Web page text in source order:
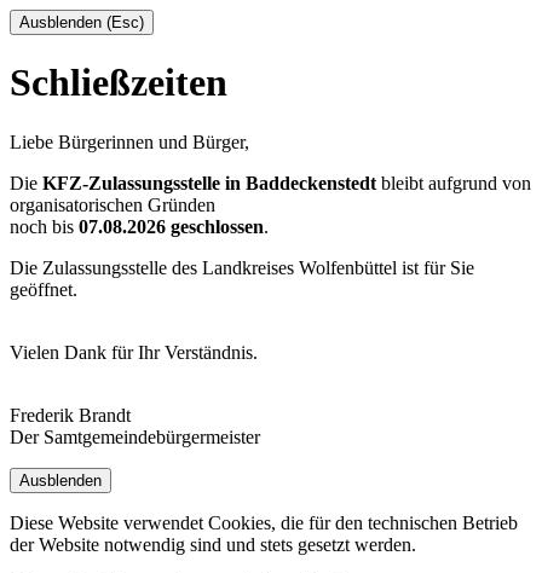
Ausblenden (Esc)
Schließzeiten
Liebe Bürgerinnen und Bürger,
Die KFZ-Zulassungsstelle in Baddeckenstedt bleibt aufgrund von
organisatorischen Gründen
noch bis 07.08.2026 geschlossen.
Die Zulassungsstelle des Landkreises Wolfenbüttel ist für Sie
geöffnet.
Vielen Dank für Ihr Verständnis.
Frederik Brandt
Der Samtgemeindebürgermeister
Ausblenden
Diese Website verwendet Cookies, die für den technischen Betrieb
der Website notwendig sind und stets gesetzt werden.